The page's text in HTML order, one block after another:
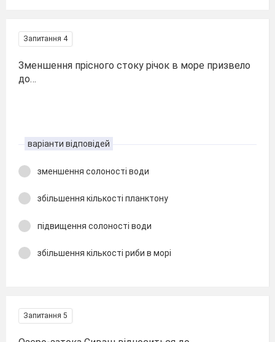
Запитання 4
Зменшення прісного стоку річок в море призвело
до…
варіанти відповідей
зменшення солоності води
збільшення кількості планктону
підвищення солоності води
збільшення кількості риби в морі
Запитання 5